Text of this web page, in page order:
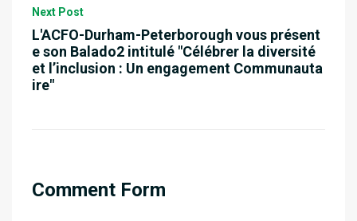
Next Post
L'ACFO-Durham-Peterborough vous présent
e son Balado2 intitulé "Célébrer la diversité
et l’inclusion : Un engagement Communauta
ire"
Comment Form